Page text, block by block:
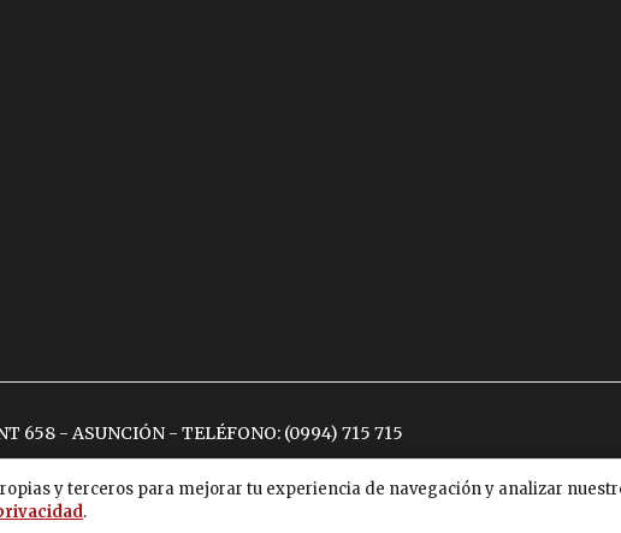
y terceros para mejorar tu experiencia de navegación y analizar
.
658 - ASUNCIÓN - TELÉFONO: (0994) 715 715